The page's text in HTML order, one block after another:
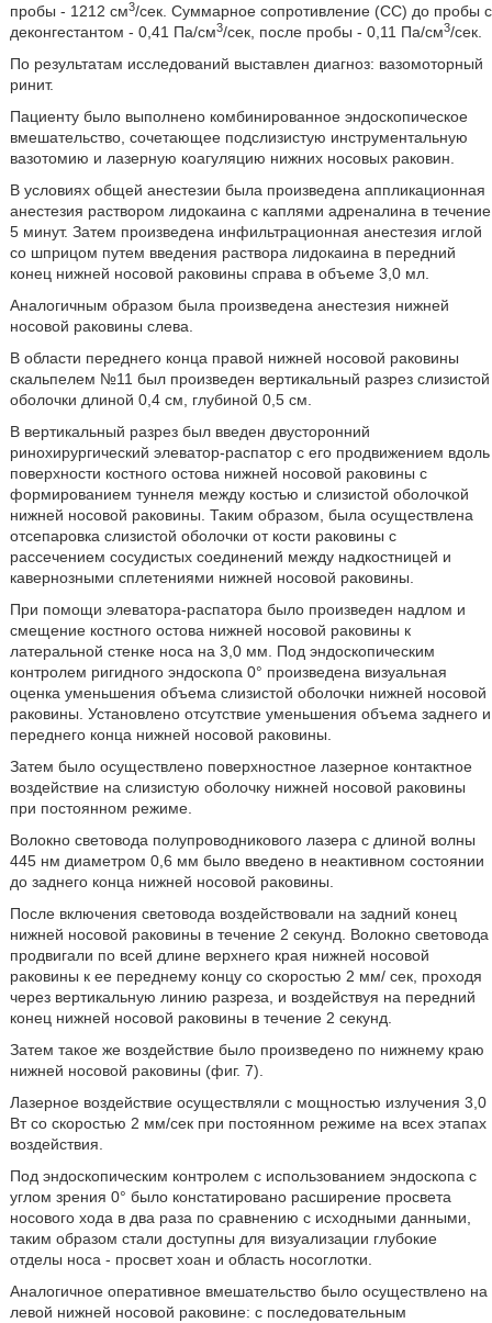
пробы - 1212 см3/сек. Суммарное сопротивление (СС) до пробы с
деконгестантом - 0,41 Па/см3/сек, после пробы - 0,11 Па/см3/сек.
По результатам исследований выставлен диагноз: вазомоторный
ринит.
Пациенту было выполнено комбинированное эндоскопическое
вмешательство, сочетающее подслизистую инструментальную
вазотомию и лазерную коагуляцию нижних носовых раковин.
В условиях общей анестезии была произведена аппликационная
анестезия раствором лидокаина с каплями адреналина в течение
5 минут. Затем произведена инфильтрационная анестезия иглой
со шприцом путем введения раствора лидокаина в передний
конец нижней носовой раковины справа в объеме 3,0 мл.
Аналогичным образом была произведена анестезия нижней
носовой раковины слева.
В области переднего конца правой нижней носовой раковины
скальпелем №11 был произведен вертикальный разрез слизистой
оболочки длиной 0,4 см, глубиной 0,5 см.
В вертикальный разрез был введен двусторонний
ринохирургический элеватор-распатор с его продвижением вдоль
поверхности костного остова нижней носовой раковины с
формированием туннеля между костью и слизистой оболочкой
нижней носовой раковины. Таким образом, была осуществлена
отсепаровка слизистой оболочки от кости раковины с
рассечением сосудистых соединений между надкостницей и
кавернозными сплетениями нижней носовой раковины.
При помощи элеватора-распатора было произведен надлом и
смещение костного остова нижней носовой раковины к
латеральной стенке носа на 3,0 мм. Под эндоскопическим
контролем ригидного эндоскопа 0° произведена визуальная
оценка уменьшения объема слизистой оболочки нижней носовой
раковины. Установлено отсутствие уменьшения объема заднего и
переднего конца нижней носовой раковины.
Затем было осуществлено поверхностное лазерное контактное
воздействие на слизистую оболочку нижней носовой раковины
при постоянном режиме.
Волокно световода полупроводникового лазера с длиной волны
445 нм диаметром 0,6 мм было введено в неактивном состоянии
до заднего конца нижней носовой раковины.
После включения световода воздействовали на задний конец
нижней носовой раковины в течение 2 секунд. Волокно световода
продвигали по всей длине верхнего края нижней носовой
раковины к ее переднему концу со скоростью 2 мм/ сек, проходя
через вертикальную линию разреза, и воздействуя на передний
конец нижней носовой раковины в течение 2 секунд.
Затем такое же воздействие было произведено по нижнему краю
нижней носовой раковины (фиг. 7).
Лазерное воздействие осуществляли с мощностью излучения 3,0
Вт со скоростью 2 мм/сек при постоянном режиме на всех этапах
воздействия.
Под эндоскопическим контролем с использованием эндоскопа с
углом зрения 0° было констатировано расширение просвета
носового хода в два раза по сравнению с исходными данными,
таким образом стали доступны для визуализации глубокие
отделы носа - просвет хоан и область носоглотки.
Аналогичное оперативное вмешательство было осуществлено на
левой нижней носовой раковине: с последовательным